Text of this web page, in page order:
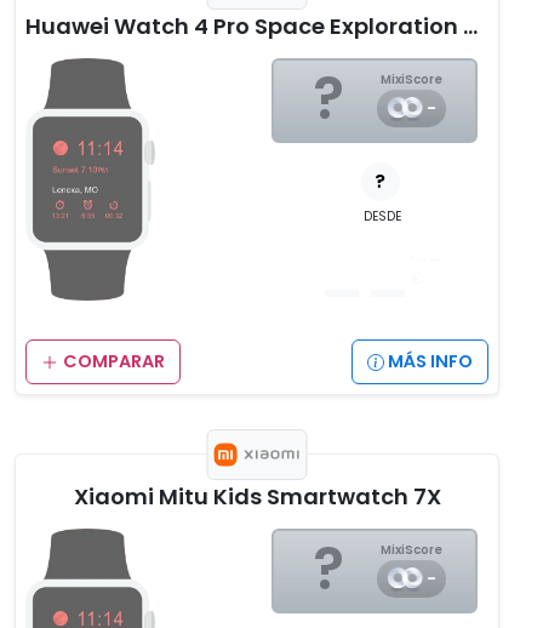
Huawei Watch 4 Pro Space Exploration Edition
? MixiScore
-
?
DESDE
COMPARAR MÁS INFO
Xiaomi Mitu Kids Smartwatch 7X
? MixiScore
-